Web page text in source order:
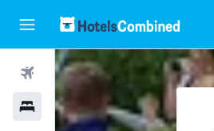
ตั๋วเครื่องบิน
โรงแรม